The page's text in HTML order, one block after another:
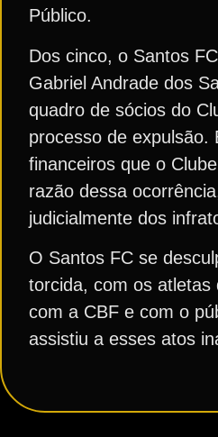
Público.
Dos cinco, o Santos
Gabriel Andrade dos
quadro de sócios do
processo de expulsão.
financeiros que o
razão dessa
judicialmente dos
O Santos FC se
torcida, com os atletas
com a CBF e com o
assistiu a esses atos